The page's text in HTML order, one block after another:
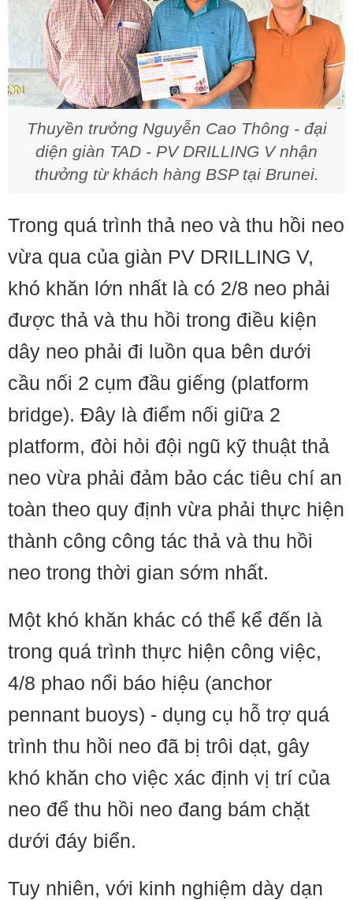
Thuyền trưởng Nguyễn Cao Thông - đại
diện giàn TAD - PV DRILLING V nhận
thưởng từ khách hàng BSP tại Brunei.
Trong quá trình thả neo và thu hồi neo
vừa qua của giàn PV DRILLING V,
khó khăn lớn nhất là có 2/8 neo phải
được thả và thu hồi trong điều kiện
dây neo phải đi luồn qua bên dưới
cầu nối 2 cụm đầu giếng (platform
bridge). Đây là điểm nối giữa 2
platform, đòi hỏi đội ngũ kỹ thuật thả
neo vừa phải đảm bảo các tiêu chí an
toàn theo quy định vừa phải thực hiện
thành công công tác thả và thu hồi
neo trong thời gian sớm nhất.
Một khó khăn khác có thể kể đến là
trong quá trình thực hiện công việc,
4/8 phao nổi báo hiệu (anchor
pennant buoys) - dụng cụ hỗ trợ quá
trình thu hồi neo đã bị trôi dạt, gây
khó khăn cho việc xác định vị trí của
neo để thu hồi neo đang bám chặt
dưới đáy biển.
Tuy nhiên, với kinh nghiệm dày dạn